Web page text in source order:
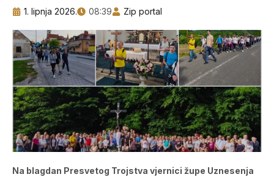
1. lipnja 2026. 08:39 Zip portal
Na blagdan Presvetog Trojstva vjernici župe Uznesenja